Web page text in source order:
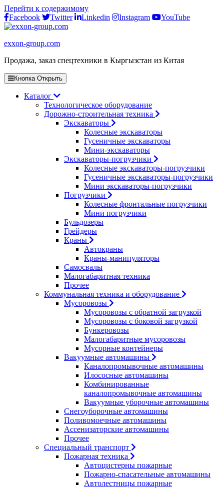
Перейти к содержимому
Facebook
Twitter Linkedin Instagram YouTube
exxon-group.com
Продажа, заказ спецтехники в Кыргызстан из Китая
Кнопка Открыть
Каталог
Технологическое оборудование
Дорожно-строительная техника
Экскаваторы
Колесные экскаваторы
Гусеничные экскаваторы
Мини-экскаваторы
Экскаваторы-погрузчики
Колесные экскаваторы-погрузчики
Гусеничные экскаваторы-погрузчики
Мини экскаваторы-погрузчики
Погрузчики
Колесные фронтальные погрузчики
Мини погрузчики
Бульдозеры
Грейдеры
Краны
Автокраны
Краны-манипуляторы
Самосвалы
Малогабаритная техника
Прочее
Коммунальная техника и оборудование
Мусоровозы
Мусоровозы с обратной загрузкой
Мусоровозы с боковой загрузкой
Бункеровозы
Малогабаритные мусоровозы
Мусорные контейнеры
Вакуумные автомашины
Каналопромывочные автомашины
Илососные автомашины
Комбинированные
каналопромывочные автомашины
Вакуумные уборочные автомашины
Снегоуборочные автомашины
Поливомоечные автомашины
Ассенизаторские автомашины
Прочее
Специальный транспорт
Пожарная техника
Автоцистерны пожарные
Пожарно-спасательные автомашины
Автолестницы пожарные